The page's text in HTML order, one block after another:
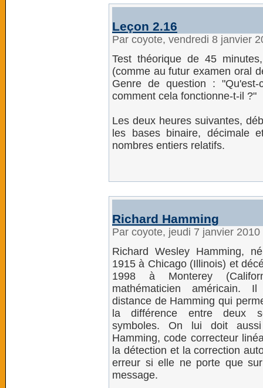
Leçon 2.16
Par coyote, vendredi 8 janvier
Test théorique de 45
(comme au futur examen oral
Genre de question :
comment cela fonctionne-t-il ?"
Les deux heures suivantes,
les bases binaire, décimale
nombres entiers relatifs.
Richard Hamming
Par coyote, jeudi 7 janvier
Richard Wesley Hamming,
1915 à Chicago (Illinois) et
1998 à Monterey
mathématicien
distance de Hamming qui
la différence entre deux
symboles. On lui doit
Hamming, code correcteur
la détection et la correction
erreur si elle ne porte que
message.